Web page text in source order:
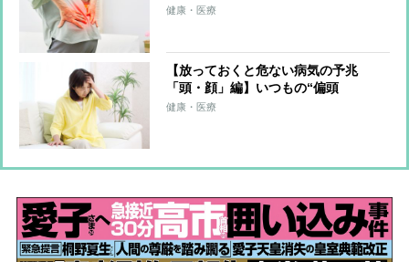
痛みが5分続けば狭心症、30分なら心
健康・医療
【放っておくと危ない病気の予兆
「頭・顔」編】いつもの“偏頭
痛”や“まぶたの下垂”はくも膜下出血
健康・医療